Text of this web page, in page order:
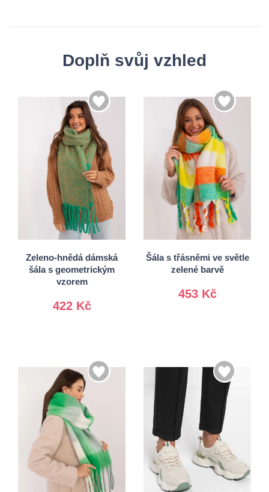
Doplň svůj vzhled
Zeleno-hnědá dámská
šála s geometrickým
vzorem
422 Kč
Univerzální
Šála s třásněmi ve světle
zelené barvě
453 Kč
Univerzální
36 37
38